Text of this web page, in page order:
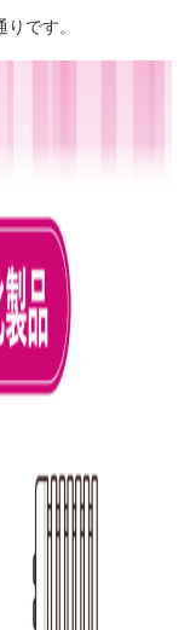
です。